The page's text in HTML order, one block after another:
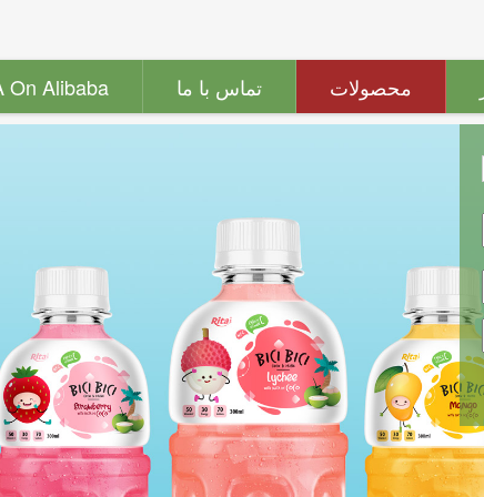
محصولات تماس با ما On Alibaba